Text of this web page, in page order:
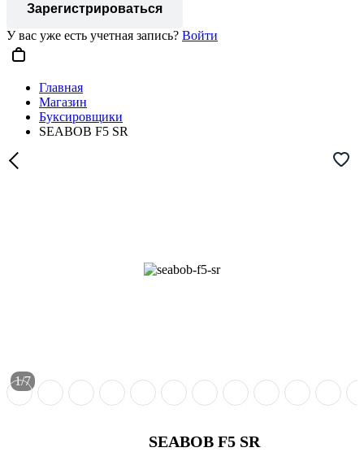
Зарегистрироваться
У вас уже есть учетная запись? Войти
Главная
Магазин
Буксировщики
SEABOB F5 SR
1/7
SEABOB F5 SR